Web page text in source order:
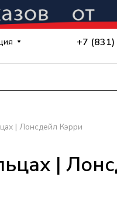
+7
| Лонсдейл Кэрри
|